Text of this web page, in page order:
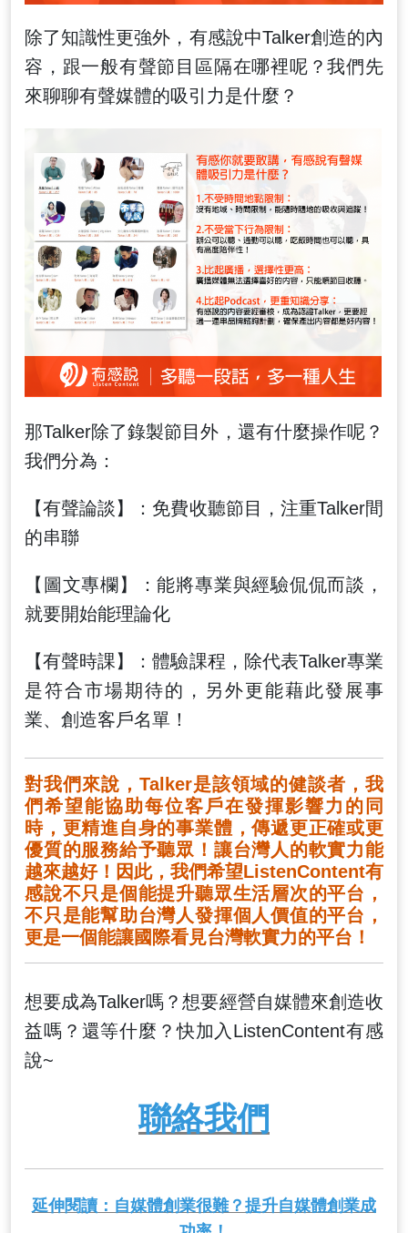
除了知識性更強外，有感說中Talker創造的內
容，跟一般有聲節目區隔在哪裡呢？我們先
來聊聊有聲媒體的吸引力是什麼？
那Talker除了錄製節目外，還有什麼操作呢？
我們分為：
【有聲論談】：免費收聽節目，注重Talker間
的串聯
【圖文專欄】：能將專業與經驗侃侃而談，
就要開始能理論化
【有聲時課】：體驗課程，除代表Talker專業
是符合市場期待的，另外更能藉此發展事
業、創造客戶名單！
對我們來說，Talker是該領域的健談者，我
們希望能協助每位客戶在發揮影響力的同
時，更精進自身的事業體，傳遞更正確或更
優質的服務給予聽眾！讓台灣人的軟實力能
越來越好！因此，我們希望ListenContent有
感說不只是個能提升聽眾生活層次的平台，
不只是能幫助台灣人發揮個人價值的平台，
更是一個能讓國際看見台灣軟實力的平台！
想要成為Talker嗎？想要經營自媒體來創造收
益嗎？還等什麼？快加入ListenContent有感
說~
聯絡我們
延伸閱讀：自媒體創業很難？提升自媒體創業成